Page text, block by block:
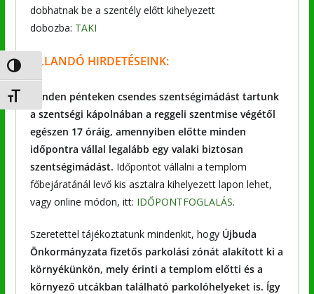
Nagy kontraszt váltása
Betűméret váltása
dobhatnak be a szentély előtt kihelyezett
dobozba: TAKI
ÁLLANDÓ HIRDETÉSEINK:
Minden pénteken csendes szentségimádást tartunk
a szentségi kápolnában a reggeli szentmise végétől
egészen 17 óráig, amennyiben előtte minden
időpontra vállal legalább egy valaki biztosan
szentségimádást. Időpontot vállalni a templom
főbejáratánál levő kis asztalra kihelyezett lapon lehet,
vagy online módon, itt: IDŐPONTFOGLALÁS.
Szeretettel tájékoztatunk mindenkit, hogy Újbuda
Önkormányzata fizetős parkolási zónát alakított ki a
környékünkön, mely érinti a templom előtti és a
környező utcákban található parkolóhelyeket is. Így